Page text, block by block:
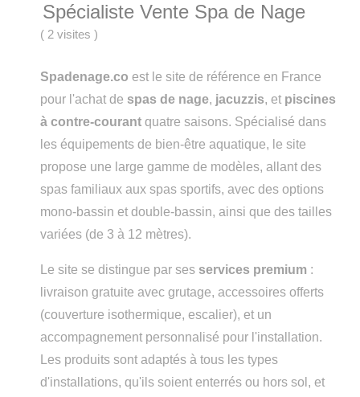
Spécialiste Vente Spa de Nage
( 2 visites)
Spadenage.co est le site de référence en France
pour l'achat de spas de nage, jacuzzis, et piscines
à contre-courant quatre saisons. Spécialisé dans
les équipements de bien-être aquatique, le site
propose une large gamme de modèles, allant des
spas familiaux aux spas sportifs, avec des options
mono-bassin et double-bassin, ainsi que des tailles
variées (de 3 à 12 mètres).
Le site se distingue par ses services premium :
livraison gratuite avec grutage, accessoires offerts
(couverture isothermique, escalier), et un
accompagnement personnalisé pour l'installation.
Les produits sont adaptés à tous les types
d'installations, qu'ils soient enterrés ou hors sol, et